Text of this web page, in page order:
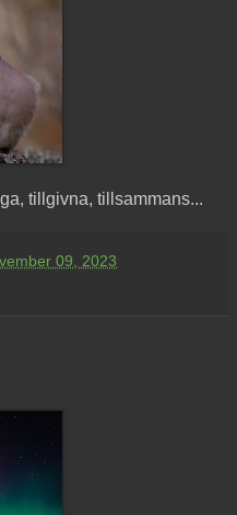
tillgivna, tillsammans...
09, 2023